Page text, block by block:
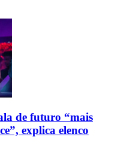
de futuro “mais
explica elenco